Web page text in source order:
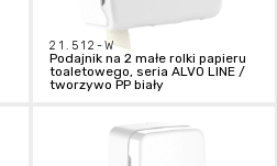
21.512-W
Podajnik na 2 małe rolki papieru
toaletowego, seria ALVO LINE /
tworzywo PP biały